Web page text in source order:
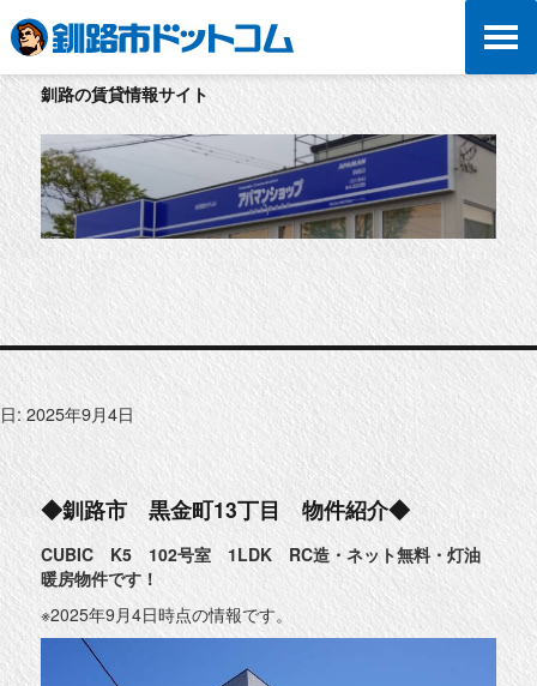
釧路の賃貸情報サイト
日: 2025年9月4日
◆釧路市 黒金町13丁目 物件紹介◆
CUBIC K5 102号室 1LDK RC造・ネット無料・灯油
暖房物件です！
※2025年9月4日時点の情報です。